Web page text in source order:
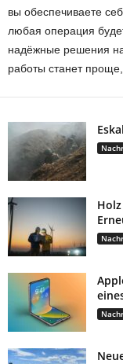
вы обеспечиваете
любая операция
надёжные решения
работы станет